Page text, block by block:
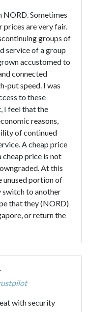
NORD. Sometimes
prices are very fair.
groups of
service of a group
accustomed to
connected
put speed. I was
to these
I feel that the
reasons,
of continued
A cheap price
cheap price is not
At this
unused portion of
to another
that they (NORD)
or return the
with security